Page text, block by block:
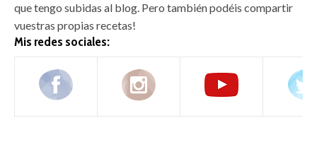
que tengo subidas al blog. Pero también podéis compartir
vuestras propias recetas!
Mis redes sociales: